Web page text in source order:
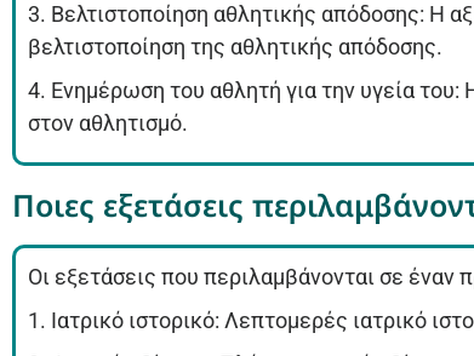
3. Βελτιστοποίηση αθλητικής απόδοσης: Η
βελτιστοποίηση της αθλητικής απόδοσης.
4. Ενημέρωση του αθλητή για την υγεία του:
στον αθλητισμό.
Ποιες εξετάσεις
Οι εξετάσεις που περιλαμβάνονται σε έναν
1. Ιατρικό ιστορικό: Λεπτομερές ιατρικό